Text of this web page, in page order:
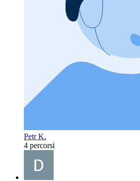
Petr K.
4 percorsi